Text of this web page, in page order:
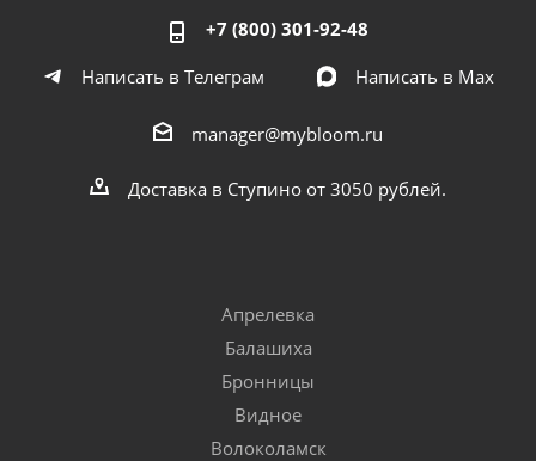
+7 (800) 301-92-48
Написать в Телеграм
Написать в Мах
manager@mybloom.ru
Доставка в Ступино от 3050 рублей.
Апрелевка
Балашиха
Бронницы
Видное
Волоколамск